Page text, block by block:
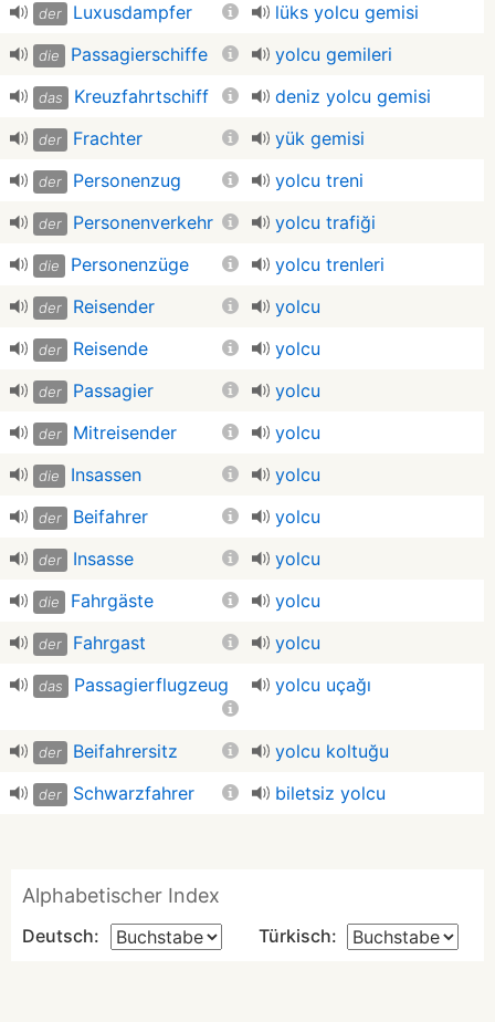
der Luxusdampfer lüks yolcu gemisi
die Passagierschiffe yolcu gemileri
das Kreuzfahrtschiff deniz yolcu gemisi
der Frachter yük gemisi
der Personenzug yolcu treni
der Personenverkehr yolcu trafiği
die Personenzüge yolcu trenleri
der Reisender yolcu
der Reisende yolcu
der Passagier yolcu
der Mitreisender yolcu
die Insassen yolcu
der Beifahrer yolcu
der Insasse yolcu
die Fahrgäste yolcu
der Fahrgast yolcu
das Passagierflugzeug yolcu uçağı
der Beifahrersitz yolcu koltuğu
der Schwarzfahrer biletsiz yolcu
Alphabetischer Index
Deutsch: Türkisch: